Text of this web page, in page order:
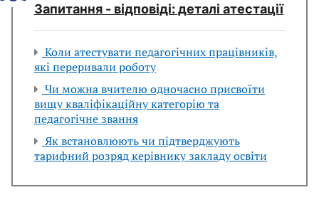
Запитання - відповіді: деталі атестації
Коли атестувати педагогічних працівників,
які переривали роботу
Чи можна вчителю одночасно присвоїти
вищу кваліфікаційну категорію та
педагогічне звання
Як встановлюють чи підтверджують
тарифний розряд керівнику закладу освіти